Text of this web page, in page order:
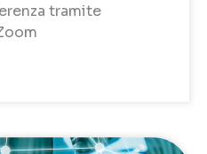
tramite